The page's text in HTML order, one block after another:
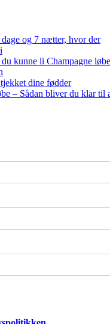
og 7 nætter, hvor der
kunne li Champagne
dine fødder
– Sådan bliver du klar til